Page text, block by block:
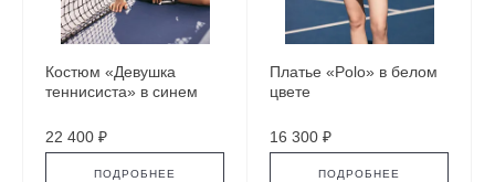
Костюм «Девушка
теннисиста» в синем
22 400 ₽
ПОДРОБНЕЕ
Платье «Polo» в белом
цвете
16 300 ₽
ПОДРОБНЕЕ